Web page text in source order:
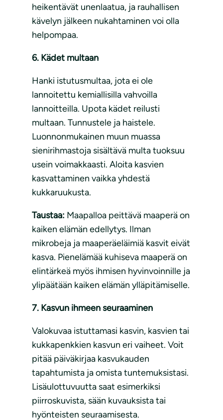
heikentävät unenlaatua, ja rauhallisen
kävelyn jälkeen nukahtaminen voi olla
helpompaa.
6. Kädet multaan
Hanki istutusmultaa, jota ei ole
lannoitettu kemiallisilla vahvoilla
lannoitteilla. Upota kädet reilusti
multaan. Tunnustele ja haistele.
Luonnonmukainen muun muassa
sienirihmastoja sisältävä multa tuoksuu
usein voimakkaasti. Aloita kasvien
kasvattaminen vaikka yhdestä
kukkaruukusta.
Taustaa: Maapalloa peittävä maaperä on
kaiken elämän edellytys. Ilman
mikrobeja ja maaperäeläimiä kasvit eivät
kasva. Pienelämää kuhiseva maaperä on
elintärkeä myös ihmisen hyvinvoinnille ja
ylipäätään kaiken elämän ylläpitämiselle.
7. Kasvun ihmeen seuraaminen
Valokuvaa istuttamasi kasvin, kasvien tai
kukkapenkkien kasvun eri vaiheet. Voit
pitää päiväkirjaa kasvukauden
tapahtumista ja omista tuntemuksistasi.
Lisäulottuvuutta saat esimerkiksi
piirroskuvista, sään kuvauksista tai
hyönteisten seuraamisesta.